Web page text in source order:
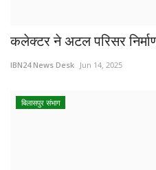
कलेक्टर ने अटल परिसर
IBN24 News Desk Jun 14, 2025
बिलासपुर संभाग